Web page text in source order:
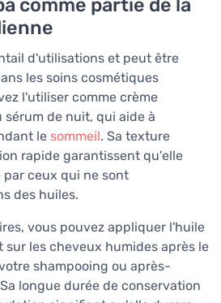
comme partie de la
d'utilisations et peut être
les soins cosmétiques
l'utiliser comme crème
de nuit, qui aide à
le sommeil. Sa texture
rapide garantissent qu'elle
par ceux qui ne sont
des huiles.
vous pouvez appliquer l'huile
les cheveux humides après le
shampooing ou après-
longue durée de conservation